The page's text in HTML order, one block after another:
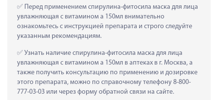
Перед применением спирулина-фитосила маска для лица
увлажняющая с витамином а 150мл внимательно
ознакомьтесь с инструкцией препарата и строго следуйте
указанным рекомендациям.
Узнать наличие спирулина-фитосила маска для лица
увлажняющая с витамином а 150мл в аптеках в г. Москва, а
также получить консультацию по применению и дозировке
этого препарата, можно по справочному телефону 8-800-
777-03-03 или через форму обратной связи на сайте.